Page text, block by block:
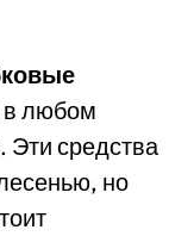
в любом
Эти средства
но